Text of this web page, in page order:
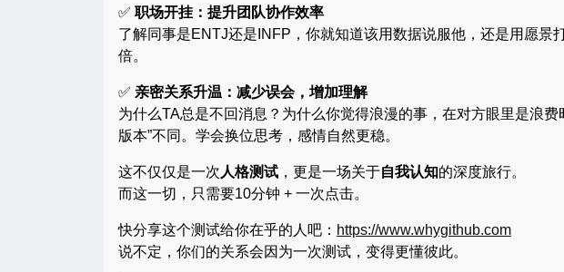
✅ 职场开挂：提升团队协作效率
了解同事是ENTJ还是INFP，你就知道该用数据说服他，还是用愿景
倍。
✅ 亲密关系升温：减少误会，增加理解
为什么TA总是不回消息？为什么你觉得浪漫的事，在对方眼里是浪
版本”不同。学会换位思考，感情自然更稳。
这不仅仅是一次 人格测试 ，更是一场关于自我认知的深度旅行。
而这一切，只需要10分钟 + 一次点击。
快分享这个测试给你在乎的人吧： https://www.whygithub.com
说不定，你们的关系会因为一次测试，变得更懂彼此。